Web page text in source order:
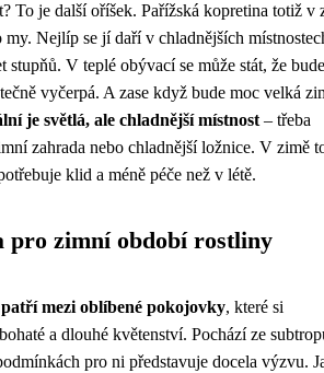
To je další oříšek. Pařížská kopretina totiž v
my. Nejlíp se jí daří v chladnějších
stupňů. V teplé obývací se může stát, že bude
vyčerpá. A zase když bude moc velká
je světlá, ale chladnější místnost – třeba
zahrada nebo chladnější ložnice. V zimě
klid a méně péče než v létě.
pro zimní období rostliny
mezi oblíbené pokojovky, které si
a dlouhé květenství. Pochází ze
pro ni představuje docela výzvu.